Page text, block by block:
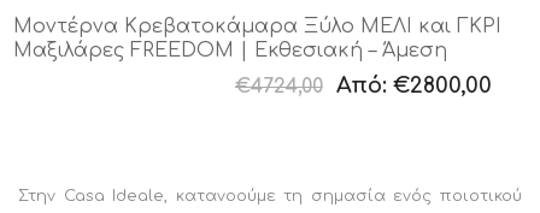
Μοντέρνα Κρεβατοκάμαρα Ξύλο ΜΕΛΙ και ΓΚΡΙ
Μαξιλάρες FREEDOM | Εκθεσιακή – Άμεση
€4724,00 Από: €2800,00
Στην Casa Ideale, κατανοούμε τη σημασία ενός ποιοτικού